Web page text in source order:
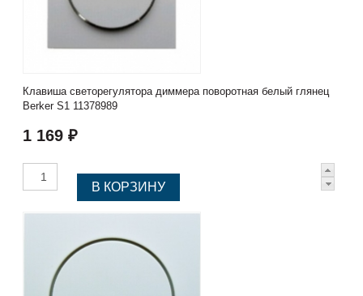
Клавиша светорегулятора диммера поворотная белый глянец
Berker S1 11378989
1 169 ₽